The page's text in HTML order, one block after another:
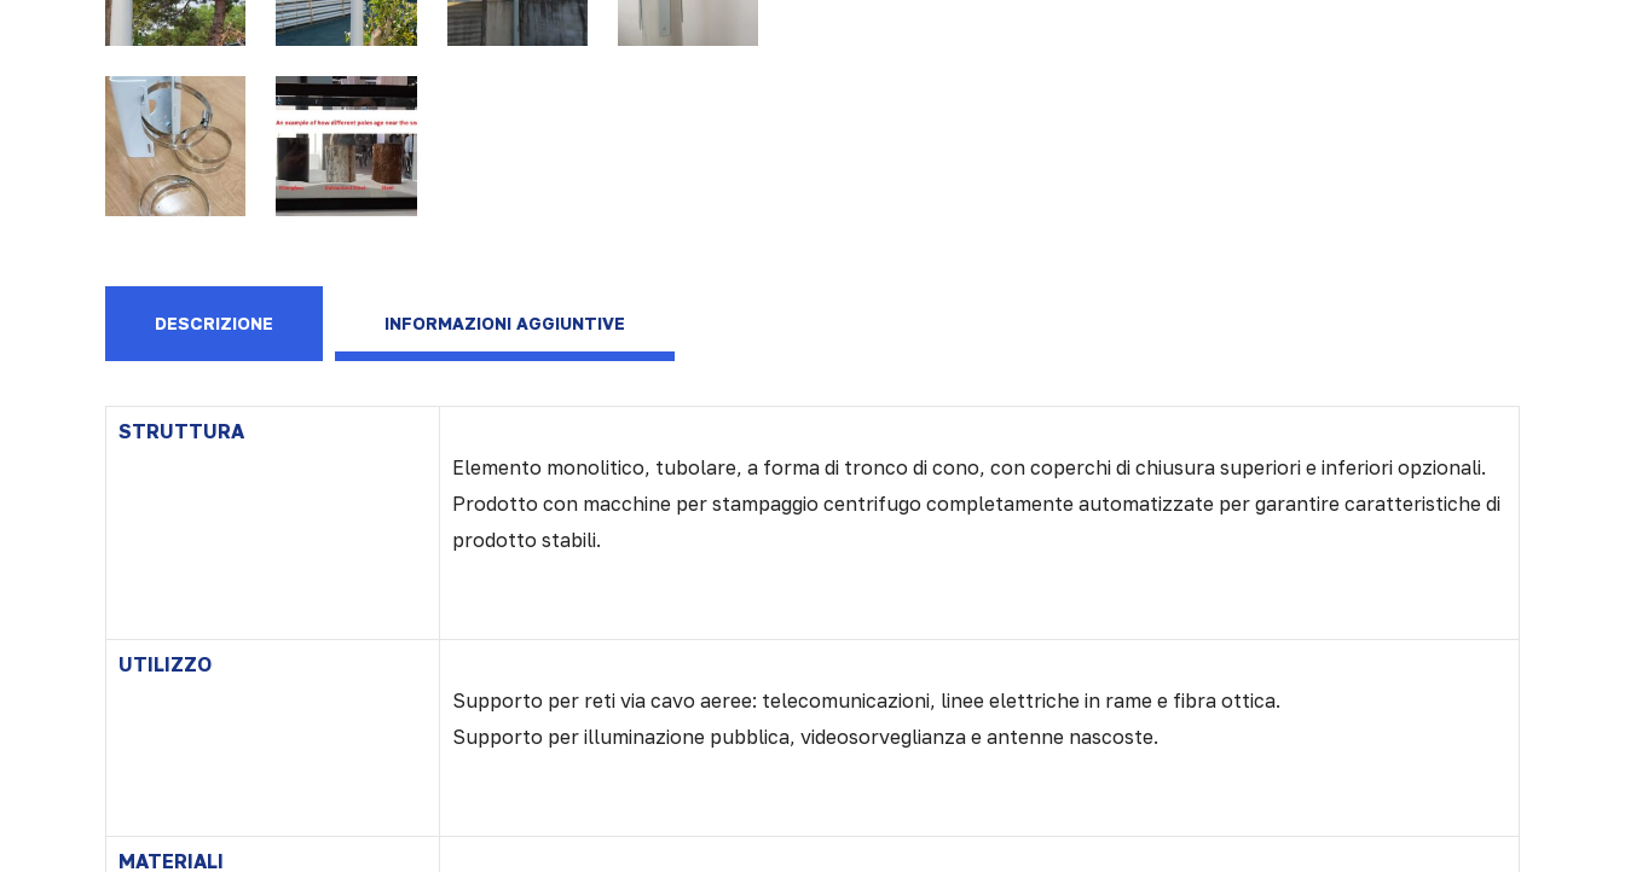
DESCRIZIONE INFORMAZIONI AGGIUNTIVE
STRUTTURA
Elemento monolitico, tubolare, a forma di tronco di cono, con coperchi di chiusura superiori e inferiori opzionali.
Prodotto con macchine per stampaggio centrifugo completamente automatizzate per garantire caratteristiche di
prodotto stabili.
UTILIZZO
Supporto per reti via cavo aeree: telecomunicazioni, linee elettriche in rame e fibra ottica.
Supporto per illuminazione pubblica, videosorveglianza e antenne nascoste.
MATERIALI